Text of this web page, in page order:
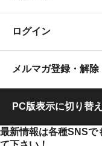
ログイン
メルマガ登録・解除
PC版表示に切り替
最新情報は各種SNSで